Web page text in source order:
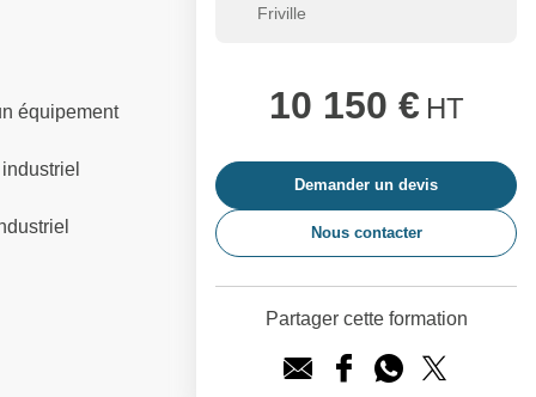
équipement
Friville
10 150 € HT
Demander un devis
Nous contacter
Partager cette formation